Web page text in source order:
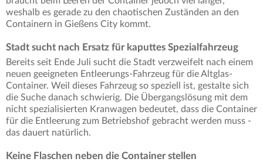
weshalb es gerade zu den chaotischen Zuständen an den
Containern in Gießens City kommt.
Stadt sucht nach Ersatz für kaputtes Spezialfahrzeug
Bereits seit Ende Juli sucht die Stadt verzweifelt nach einem
neuen geeigneten Entleerungs-Fahrzeug für die Altglas-
Container. Weil dieses Fahrzeug so speziell ist, gestalte sich
die Suche danach schwierig. Die Übergangslösung mit dem
nicht spezialisierten Kranwagen bedeutet, dass die Container
für die Entleerung zum Betriebshof gebracht werden muss -
das dauert natürlich.
Keine Flaschen neben die Container stellen